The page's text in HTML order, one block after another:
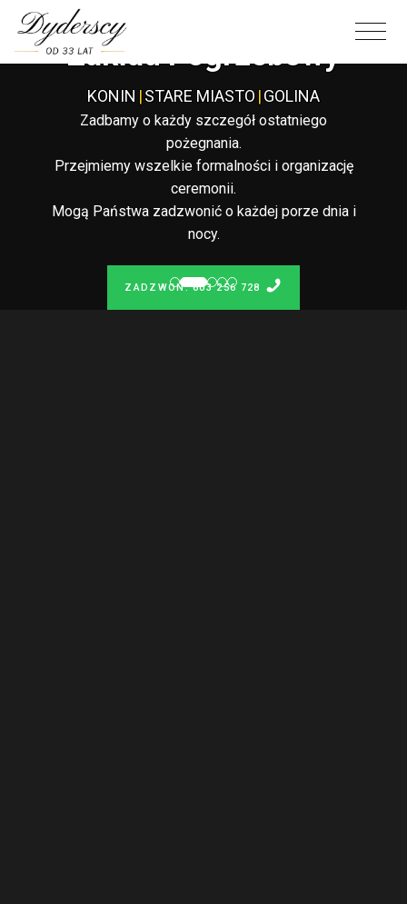
Całodobowy
Zakład Pogrzebowy
KONIN |STARE MIASTO |GOLINA
Zadbamy o każdy szczegół ostatniego
pożegnania.
Przejmiemy wszelkie formalności i organizację
ceremonii.
Mogą Państwa zadzwonić o każdej porze dnia i
nocy.
ZADZWOŃ: 603 256 728